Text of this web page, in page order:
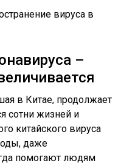
вируса в
–
в Китае, продолжает
сотни жизней и
китайского вируса
даже
помогают людям